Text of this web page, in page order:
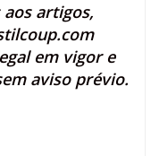
artigos,
em vigor e
aviso prévio.